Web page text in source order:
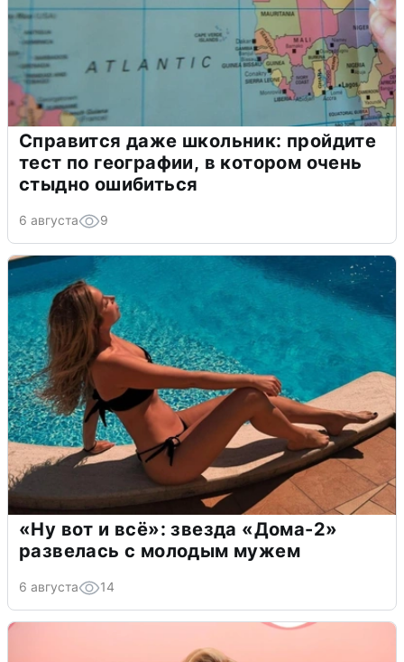
Справится даже школьник: пройдите
тест по географии, в котором очень
стыдно ошибиться
6 августа 9
«Ну вот и всё»: звезда «Дома-2»
развелась с молодым мужем
6 августа 14